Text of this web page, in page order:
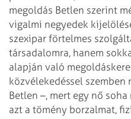
megoldás Betlen szerint
vigalmi negyedek
szexipar förtelmes
társadalomra, hanem
alapján való
közvélekedéssel
Betlen –, mert egy nő
azt a tömény borzalmat,